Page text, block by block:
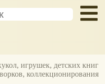
игрушек, детских книг
коллекционирования